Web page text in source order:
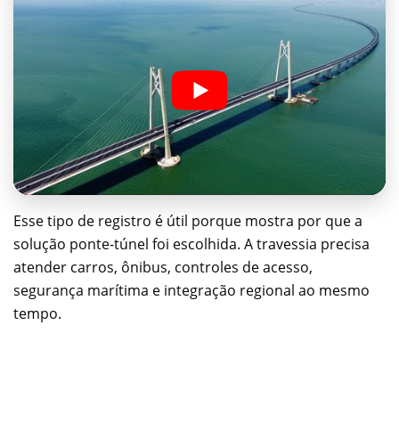
Esse tipo de registro é útil porque mostra por que a
solução ponte-túnel foi escolhida. A travessia precisa
atender carros, ônibus, controles de acesso,
segurança marítima e integração regional ao mesmo
tempo.